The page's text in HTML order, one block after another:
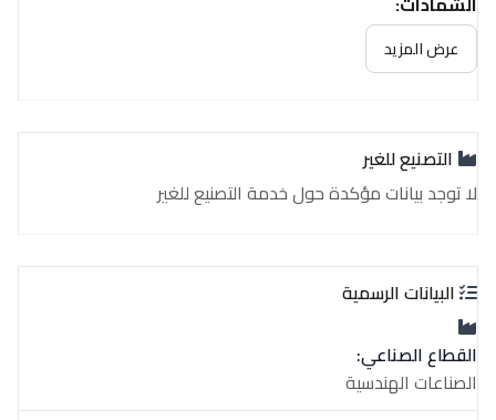
غير متوفر حالياً
عرض المزيد
التصنيع للغير
لا توجد بيانات مؤكدة حول خدمة التصنيع للغير
البيانات الرسمية
القطاع الصناعي:
الصناعات الهندسية